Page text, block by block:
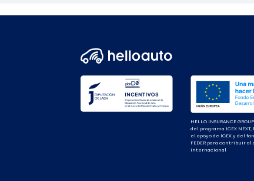
HELLO INSURANCE
del programa ICEX
el apoyo de ICEX y del
FEDER para contribuir
internacional